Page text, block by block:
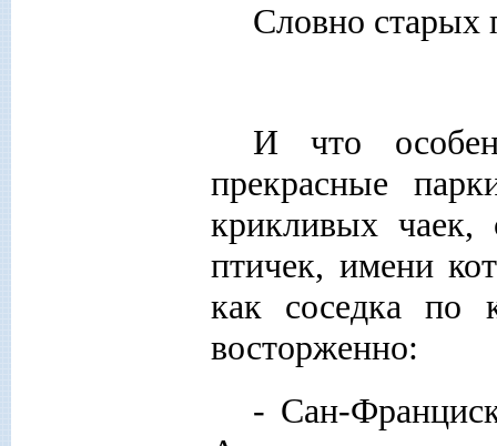
Словно старых
И что
прекрасные
крикливых чаек,
птичек, имени
как соседка по
восторженно:
- Сан-